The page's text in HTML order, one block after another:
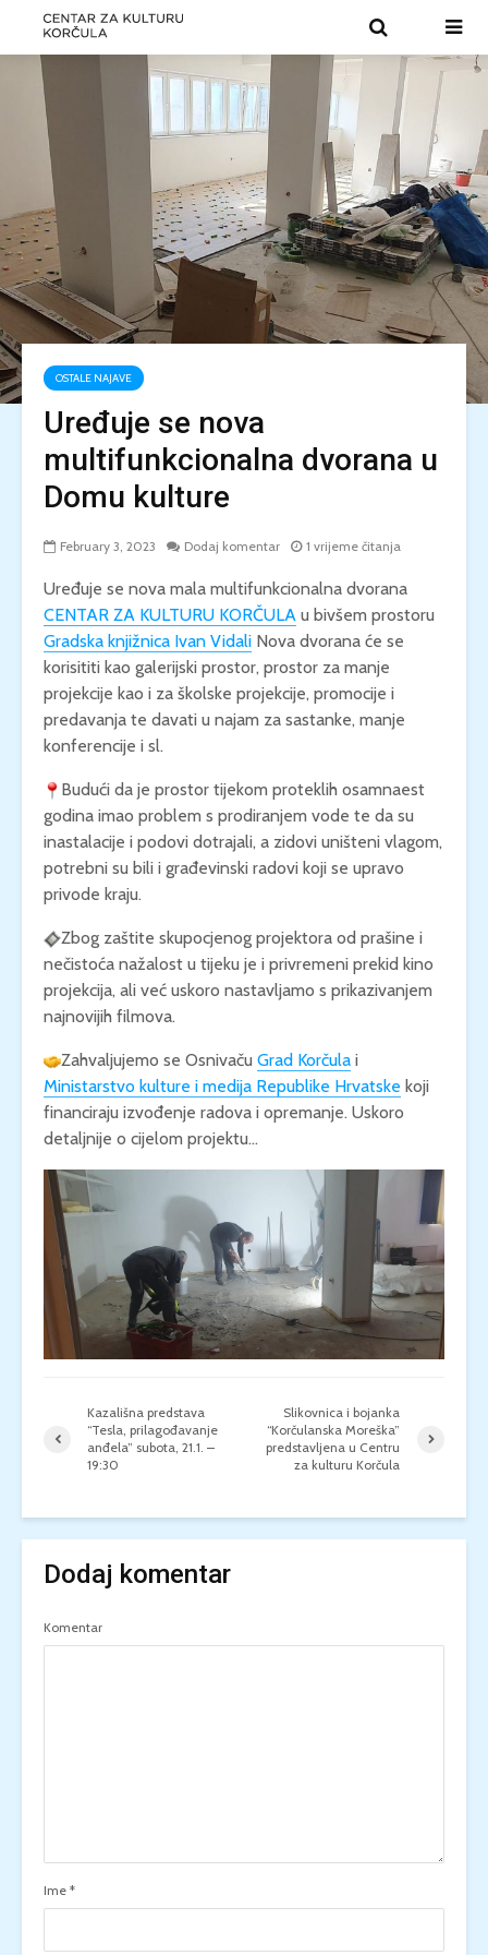
OSTALE NAJAVE
Uređuje se nova
multifunkcionalna dvorana u
Domu kulture
February 3, 2023 Dodaj komentar 1 vrijeme čitanja
Uređuje se nova mala multifunkcionalna dvorana
CENTAR ZA KULTURU KORČULA u bivšem prostoru
Gradska knjižnica Ivan Vidali Nova dvorana će se
korisititi kao galerijski prostor, prostor za manje
projekcije kao i za školske projekcije, promocije i
predavanja te davati u najam za sastanke, manje
konferencije i sl.
Budući da je prostor tijekom proteklih osamnaest
godina imao problem s prodiranjem vode te da su
inastalacije i podovi dotrajali, a zidovi uništeni vlagom,
potrebni su bili i građevinski radovi koji se upravo
privode kraju.
Zbog zaštite skupocjenog projektora od prašine i
nečistoća nažalost u tijeku je i privremeni prekid kino
projekcija, ali već uskoro nastavljamo s prikazivanjem
najnovijih filmova.
Zahvaljujemo se Osnivaču Grad Korčula i
Ministarstvo kulture i medija Republike Hrvatske koji
financiraju izvođenje radova i opremanje. Uskoro
detaljnije o cijelom projektu…
Kazališna predstava
“Tesla, prilagođavanje
anđela” subota, 21.1. –
19:30
Slikovnica i bojanka
“Korčulanska Moreška”
predstavljena u Centru
za kulturu Korčula
Dodaj komentar
Komentar
Ime *